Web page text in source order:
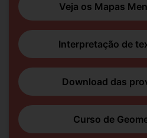
Veja os Mapas
Interpretação de
Download das
Curso de